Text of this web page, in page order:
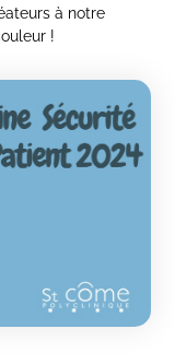
à notre
!